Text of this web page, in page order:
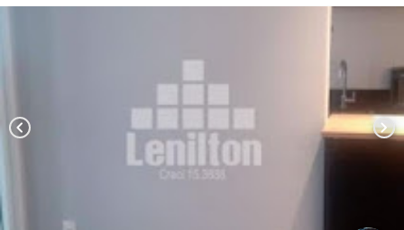
chevron_left chevron_right